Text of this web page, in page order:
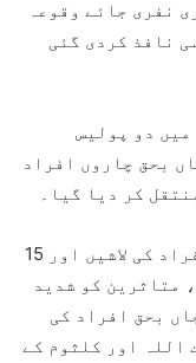
نفری جائے وقوعہ
نافذ کردی گئی
میں دو پولیس
بحق چاروں افراد
کر دیا گیا۔
ہسپتال ذرائع کے مطابق 4 جاں بحق افراد کی لاشیں اور 15
متاثرین کو شدید
بحق افراد کی
اللہ اور کلثوم کے